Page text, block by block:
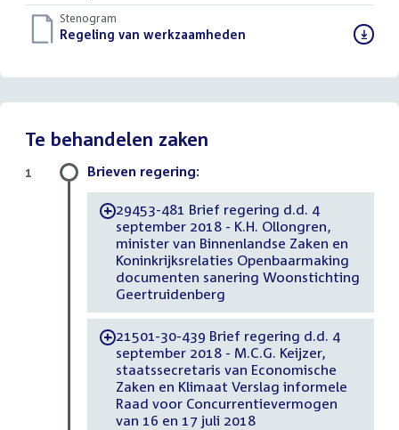
Stenogram
Download
Regeling van werkzaamheden
Te behandelen zaken
Brieven regering:
-29453-481 Brief regering d.d. 4
september 2018 - K.H. Ollongren,
minister van Binnenlandse Zaken en
Koninkrijksrelaties Openbaarmaking
documenten sanering Woonstichting
Geertruidenberg
-21501-30-439 Brief regering d.d. 4
september 2018 - M.C.G. Keijzer,
staatssecretaris van Economische
Zaken en Klimaat Verslag informele
Raad voor Concurrentievermogen
van 16 en 17 juli 2018
1